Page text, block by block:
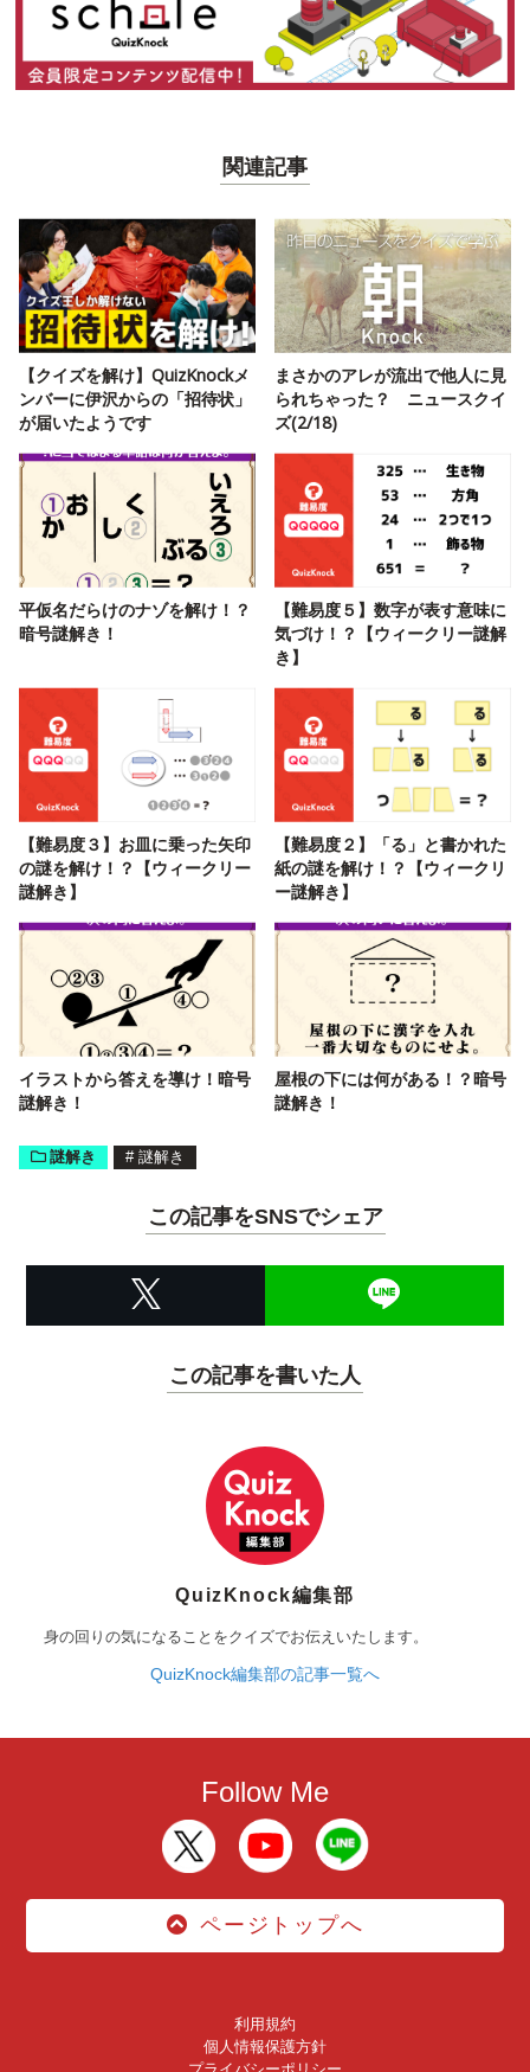
関連記事
【クイズを解け】QuizKnockメ
ンバーに伊沢からの「招待状」
が届いたようです
まさかのアレが流出で他人に見
られちゃった？ ニュースクイ
ズ(2/18)
平仮名だらけのナゾを解け！？
暗号謎解き！
【難易度５】数字が表す意味に
気づけ！？【ウィークリー謎解
き】
【難易度３】お皿に乗った矢印
の謎を解け！？【ウィークリー
謎解き】
【難易度２】「る」と書かれた
紙の謎を解け！？【ウィークリ
ー謎解き】
イラストから答えを導け！暗号
謎解き！
屋根の下には何がある！？暗号
謎解き！
謎解き # 謎解き
この記事をSNSでシェア
この記事を書いた人
QuizKnock編集部
身の回りの気になることをクイズでお伝えいたします。
QuizKnock編集部の記事一覧へ
Follow Me
ページトップへ
利用規約
個人情報保護方針